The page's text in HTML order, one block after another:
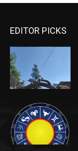
EDITOR PICKS